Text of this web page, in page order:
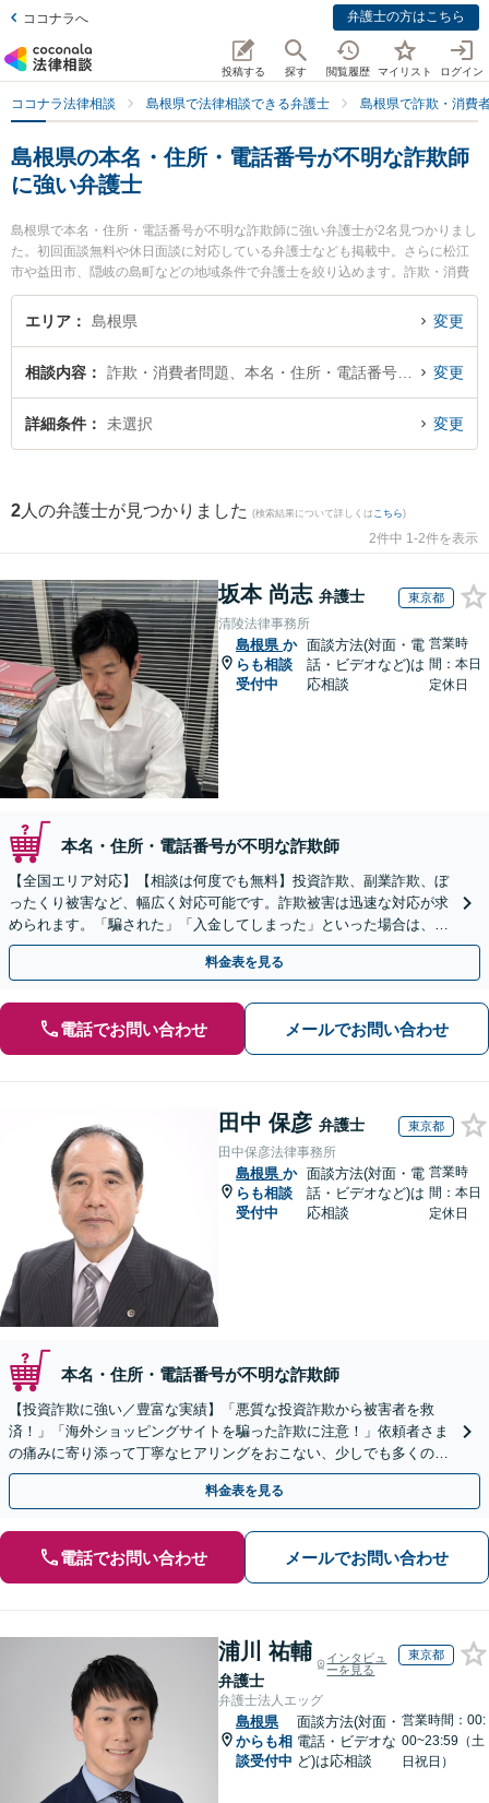
ココナラへ 弁護士の方はこちら
投稿する 探す 閲覧履歴 マイリスト ログイン
ココナラ法律相談 島根県で法律相談できる弁護士 島根県で詐欺・消費
島根県の本名・住所・電話番号が不明な詐欺師
に強い弁護士
島根県で本名・住所・電話番号が不明な詐欺師に強い弁護士が2名見つかりまし
た。初回面談無料や休日面談に対応している弁護士なども掲載中。さらに松江
市や益田市、隠岐の島町などの地域条件で弁護士を絞り込めます。詐欺・消費
者問題に関係する投資詐欺や副業詐欺、FX詐欺等の細かな分野での絞り込み検
索もでき便利です。特に長坂法律事務所の長坂 正弁護士や隠岐ひまわり基金法
な詐欺師のトラブルを今すぐに弁護士に相談したい』『本名・住所・電話番号
が不明な詐欺師のトラブル解決の実績豊富な近くの弁護士を検索したい』『初
回相談無料で本名・住所・電話番号が不明な詐欺師を法律相談できる島根県内
エリア 島根県 変更
相談内容 変更
詳細条件 未選択 変更
2 人の弁護士が見つかりました (検索結果について詳しくは こちら)
2件中 1-2件を表示
坂本 尚志 弁護士 東京都
清陵法律事務所
島根県 か
らも相談
受付中
面談方法(対面・電
話・ビデオなど)は
応相談
営業時
間：本日
定休日
本名・住所・電話番号が不明な詐欺師
【全国エリア対応】【相談は何度でも無料】投資詐欺、副業詐欺、ぼ
ったくり被害など、幅広く対応可能です。詐欺被害は迅速な対応が求
められます。「騙された」「入金してしまった」といった場合は、お
早めにご相談ください。【電話・メール・WEB相談可】
料金表を見る
電話でお問い合わせ メールでお問い合わせ
田中 保彦 弁護士 東京都
田中保彦法律事務所
島根県 か
らも相談
受付中
面談方法(対面・電
話・ビデオなど)は
応相談
営業時
間：本日
定休日
本名・住所・電話番号が不明な詐欺師
【投資詐欺に強い／豊富な実績】「悪質な投資詐欺から被害者を救
済！」「海外ショッピングサイトを騙った詐欺に注意！」依頼者さま
の痛みに寄り添って丁寧なヒアリングをおこない、少しでも多くの返
金が得られるよう尽力します！
料金表を見る
電話でお問い合わせ メールでお問い合わせ
浦川 祐輔
弁護士
インタビュ
ーを見る
東京都
弁護士法人エッグ
島根県
からも相
談受付中
面談方法(対面・
電話・ビデオな
ど)は応相談
営業時間：00:
00~23:59（土
日祝日）